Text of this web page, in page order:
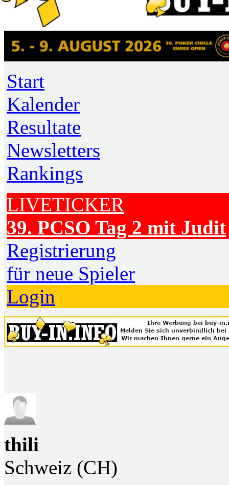
Start
Kalender
Resultate
Newsletters
Rankings
LIVETICKER
39. PCSO Tag 2 mit Judit
Registrierung
für neue Spieler
Login
thili
Schweiz (CH)